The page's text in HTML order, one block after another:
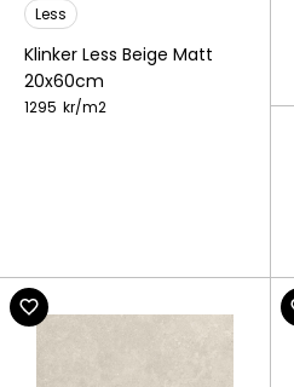
Less
Klinker Less Beige Matt
20x60cm
1295 kr/m2